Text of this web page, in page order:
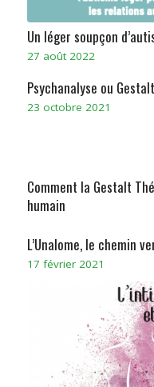
Un léger soupçon
27 août 2022
Psychanalyse ou
23 octobre 2021
Comment la Gestalt
humain
L’Unalome, le chemin
17 février 2021